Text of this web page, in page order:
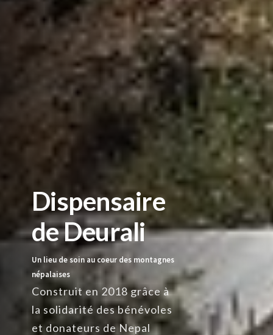
Dispensaire
de Deurali
Un lieu de soin au coeur des montagnes
népalaises
Construit en 2018 grâce à
la solidarité des bénévoles
et donateurs de Nepal